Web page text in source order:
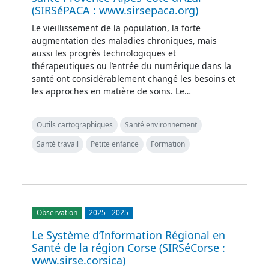
(SIRSéPACA : www.sirsepaca.org)
Le vieillissement de la population, la forte
augmentation des maladies chroniques, mais
aussi les progrès technologiques et
thérapeutiques ou l’entrée du numérique dans la
santé ont considérablement changé les besoins et
les approches en matière de soins. Le…
Outils cartographiques
Santé environnement
Santé travail
Petite enfance Formation
Observation 2025-2025
Le Système d’Information Régional en
Santé de la région Corse (SIRSéCorse :
www.sirse.corsica)